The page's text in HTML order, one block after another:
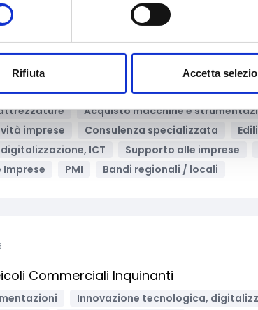
Rifiuta Accetta
competitività: Linea A MPMI
Acquisto macchine e
imprese Consulenza specializzata
ICT
Supporto alle imprese
Imprese PMI Bandi regionali / locali
Commerciali Inquinanti
Innovazione tecnologica,